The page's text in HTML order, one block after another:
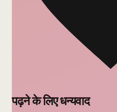
पढ़ने के लिए धन्यवाद